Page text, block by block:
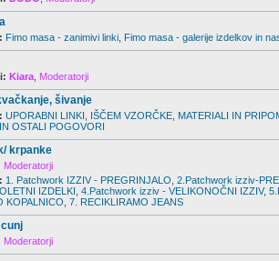
Fimo masa - zanimivi linki Fimo masa - galerije izdelkov in
Kiara Moderatorji
šivanje
UPORABNI LINKI IŠČEM VZORČKE MATERIALI IN
OSTALI POGOVORI
krpanke
Moderatorji
1. Patchwork IZZIV - PREGRINJALO 2.Patchwork izziv-
IZDELKI 4.Patchwork izziv - VELIKONOČNI IZZIV,
KOPALNICO 7. RECIKLIRAMO JEANS
Moderatorji